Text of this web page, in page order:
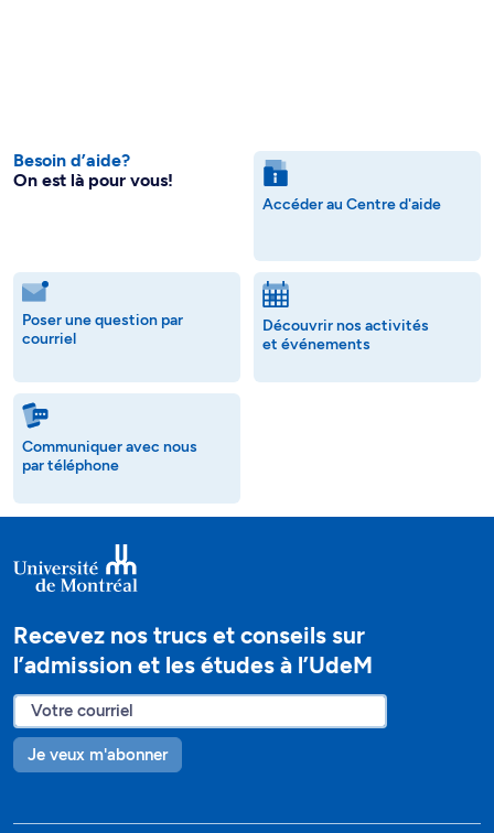
Besoin d’aide?
On est là pour vous!
Accéder au Centre d'aide
Poser une question par
courriel
Découvrir nos activités
et événements
Communiquer avec nous
par téléphone
Recevez nos trucs et conseils sur
l’admission et les études à l’UdeM
Je veux m'abonner